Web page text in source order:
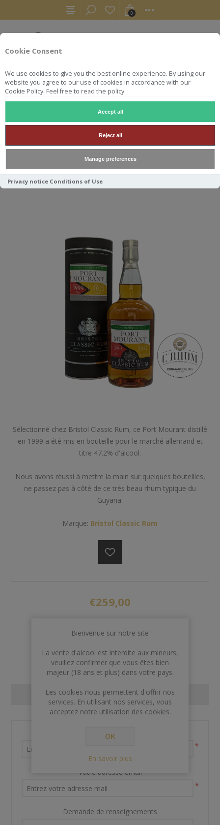
Cookie Consent
We use cookies to give you the best online experience. By using our
website you agree to our use of cookies in accordance with our
Cookie Policy. Feel free to read the policy.
Accept all
Reject all
Manage preferences
Privacy notice Conditions of Use
0
PORT MOURANT 1999/2022
BRISTOL SPIRITS HAROMEX
70CL 47.2
Sélectionné chez Bristol Classic Rum, ce Port Mourant distillé
en 1999 a été mis en bouteille pour le marché allemand et
titre 47.2% d'alcool.
Nous avons réussi à mettre la main sur quelques bouteilles,
ne passez pas à côté de ce très beau rhum typique du
Guyana.
Marque: Bristol Classic Rum
€259,00
AJOUTER AU PANIER
CONTACT US
Nom et prénom
*
Votre adresse email
*
Demande de renseignements
Bienvenue sur notre site
La vente d'alcool est interdite aux mineurs,
veuillez confirmer que vous êtes bien
majeur (18 ans et plus) dans votre pays.
Les cookies nous permettent d'offrir nos
services. En utilisant nos services, vous
acceptez notre utilisation des cookies.
OK
En savoir plus